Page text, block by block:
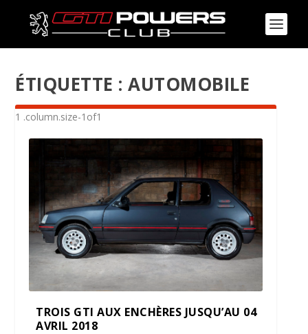
ÉTIQUETTE :AUTOMOBILE
TROIS GTI AUX ENCHÈRES JUSQU’AU 04
AVRIL 2018